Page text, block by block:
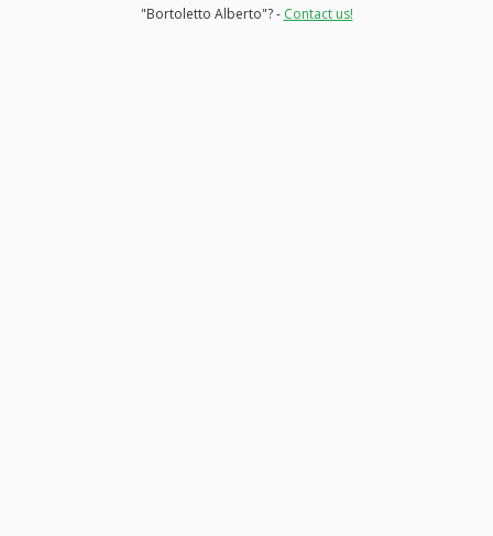
"Bortoletto Alberto"? - Contact us!